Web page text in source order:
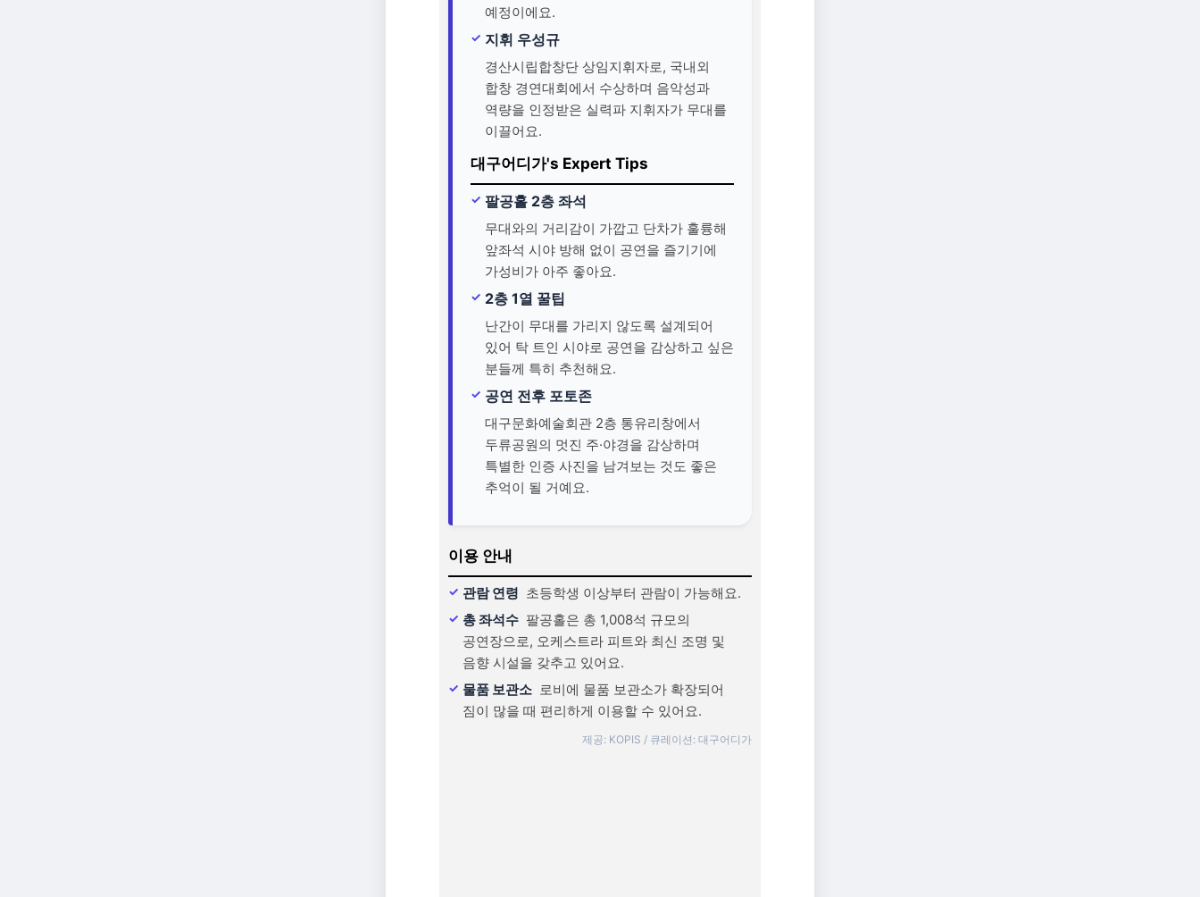
예정이에요.
지휘 우성규
경산시립합창단 상임지휘자로, 국내외
합창 경연대회에서 수상하며 음악성과
역량을 인정받은 실력파 지휘자가 무대를
이끌어요.
대구어디가's Expert Tips
팔공홀 2층 좌석
무대와의 거리감이 가깝고 단차가 훌륭해
앞좌석 시야 방해 없이 공연을 즐기기에
가성비가 아주 좋아요.
2층 1열 꿀팁
난간이 무대를 가리지 않도록 설계되어
있어 탁 트인 시야로 공연을 감상하고 싶은
분들께 특히 추천해요.
공연 전후 포토존
대구문화예술회관 2층 통유리창에서
두류공원의 멋진 주·야경을 감상하며
특별한 인증 사진을 남겨보는 것도 좋은
추억이 될 거예요.
이용 안내
관람 연령 초등학생 이상부터 관람이 가능해요.
총 좌석수 팔공홀은 총 1,008석 규모의
공연장으로, 오케스트라 피트와 최신 조명 및
음향 시설을 갖추고 있어요.
물품 보관소 로비에 물품 보관소가 확장되어
짐이 많을 때 편리하게 이용할 수 있어요.
제공: KOPIS / 큐레이션: 대구어디가